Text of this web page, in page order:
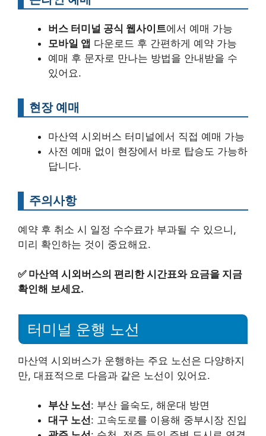
버스 터미널 공식 웹사이트에서 예매 가능
모바일 앱 다운로드 후 간편하게 예약 가능
예매 후 문자로 만나는 방법을 안내받을 수
있어요.
현장 예매
마산역 시외버스 터미널에서 직접 예매 가능
사전 예매 없이 현장에서 바로 탑승도 가능하
답니다.
주의사항
예약 후 취소 시 일정 수수료가 부과될 수 있으니,
미리 확인하는 것이 중요해요.
✅ 마산역 시외버스의 편리한 시간표와 요금을 지금
확인해 보세요.
터미널 운행 노선
마산역 시외버스가 운행하는 주요 노선은 다양하지
만, 대표적으로 다음과 같은 노선이 있어요.
부산 노선: 부산 을숙도, 해운대 방면
대구 노선: 고속도로를 이용해 중부시장 진입